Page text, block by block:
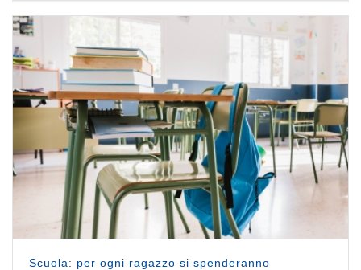
Scuola: per ogni ragazzo si spenderanno